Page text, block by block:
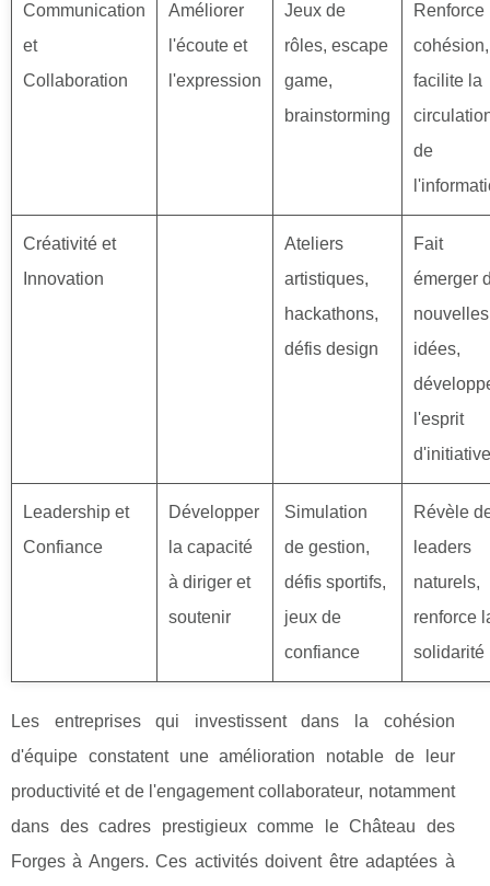
Communication
et
Collaboration
Améliorer
l'écoute et
l'expression
Jeux de
rôles, escape
game,
brainstorming
Renforce
cohésion,
facilite la
de
Créativité et
Innovation
Ateliers
artistiques,
hackathons,
défis design
Fait
émerger
nouvelles
idées,
l'esprit
d'initiative
Leadership et
Confiance
Développer
la capacité
à diriger et
soutenir
Simulation
de gestion,
défis sportifs,
jeux de
confiance
Révèle
leaders
naturels,
renforce
solidarité
Les entreprises qui investissent dans la cohésion
d'équipe constatent une amélioration notable de leur
productivité et de l'engagement collaborateur, notamment
dans des cadres prestigieux comme le Château des
Forges à Angers. Ces activités doivent être adaptées à